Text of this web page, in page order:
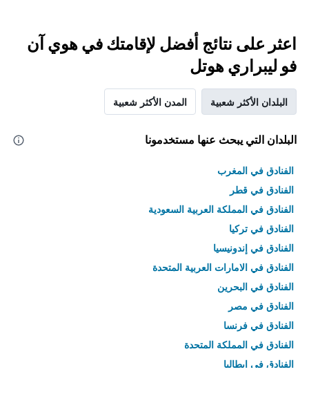
اعثر على نتائج أفضل لإقامتك في هوي آن
فو ليبراري هوتل
البلدان الأكثر شعبية المدن الأكثر شعبية
البلدان التي يبحث عنها مستخدمونا
الفنادق في المغرب
الفنادق في قطر
الفنادق في المملكة العربية السعودية
الفنادق في تركيا
الفنادق في إندونيسيا
الفنادق في الامارات العربية المتحدة
الفنادق في البحرين
الفنادق في مصر
الفنادق في فرنسا
الفنادق في المملكة المتحدة
الفنادق في إيطاليا